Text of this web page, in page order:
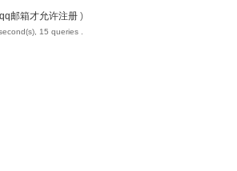
邮箱才允许注册 )
15 queries .